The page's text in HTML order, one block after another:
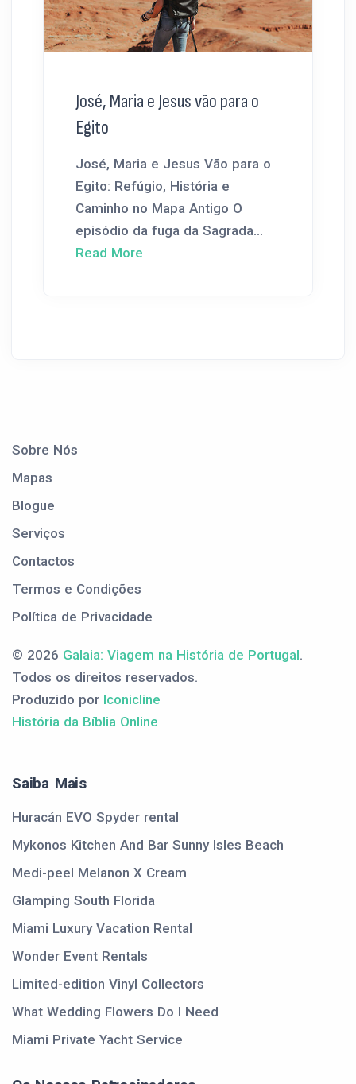
José, Maria e Jesus vão para o
Egito
José, Maria e Jesus Vão para o
Egito: Refúgio, História e
Caminho no Mapa Antigo O
episódio da fuga da Sagrada...
Read More
Sobre Nós
Mapas
Blogue
Serviços
Contactos
Termos e Condições
Política de Privacidade
© 2026 Galaia: Viagem na História de Portugal.
Todos os direitos reservados.
Produzido por Iconicline
História da Bíblia Online
Saiba Mais
Huracán EVO Spyder rental
Mykonos Kitchen And Bar Sunny Isles Beach
Medi-peel Melanon X Cream
Glamping South Florida
Miami Luxury Vacation Rental
Wonder Event Rentals
Limited-edition Vinyl Collectors
What Wedding Flowers Do I Need
Miami Private Yacht Service